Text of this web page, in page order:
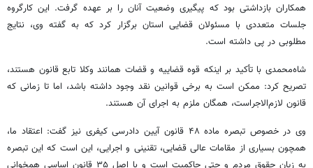
همکاران بازداشتی بود که پیگیری وضعیت آنان را بر عهده گرفت. این کارگروه
جلسات متعددی با مسئولان قضایی استان برگزار کرد که به گفته وی، نتایج
مطلوبی در پی داشته است.
شاه‌محمدی با تأکید بر اینکه قوه قضاییه و قضات همانند وکلا تابع قانون هستند،
تصریح کرد: ممکن است به برخی قوانین نقد وجود داشته باشد، اما تا زمانی که
قانون لازم‌الاجراست، همگان ملزم به اجرای آن هستند.
وی در خصوص تبصره ماده ۴۸ قانون آیین دادرسی کیفری نیز گفت: اعتقاد ما،
همچون بسیاری از مقامات عالی قضایی، تقنینی و اجرایی، این است که این تبصره
به زیان حقوق مردم و حتی حاکمیت است و با اصل ۳۵ قانون اساسی همخوانی